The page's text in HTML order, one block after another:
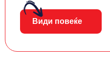
Види повеќе